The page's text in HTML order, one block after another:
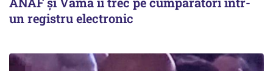
un registru electronic